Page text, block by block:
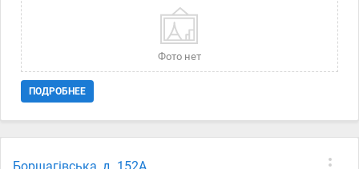
Фото нет
ПОДРОБНЕЕ